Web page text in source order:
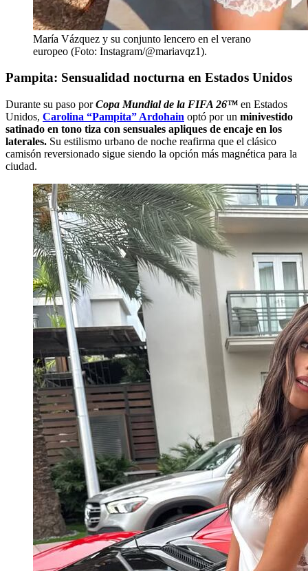
María Vázquez y su conjunto lencero en el verano
europeo (Foto: Instagram/@mariavqz1).
Pampita: Sensualidad nocturna en Estados Unidos
Durante su paso porCopa Mundial de la FIFA 26™ en Estados
Unidos, Carolina “Pampita” Ardohain optó por un minivestido
satinado en tono tiza con sensuales apliques de encaje en los
laterales. Su estilismo urbano de noche reafirma que el clásico
camisón reversionado sigue siendo la opción más magnética para la
ciudad.